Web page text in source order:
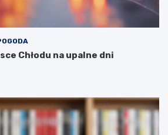
Chłodu na upalne dni